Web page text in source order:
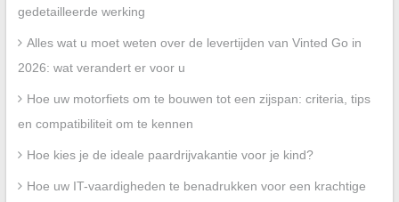
gedetailleerde werking
Alles wat u moet weten over de levertijden van Vinted Go in
2026: wat verandert er voor u
Hoe uw motorfiets om te bouwen tot een zijspan: criteria, tips
en compatibiliteit om te kennen
Hoe kies je de ideale paardrijvakantie voor je kind?
Hoe uw IT-vaardigheden te benadrukken voor een krachtige